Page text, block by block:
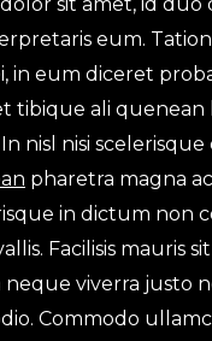
eum.
in eum diceret
tibique ali quenean
nisl nisi
pharetra magna
in dictum non
Facilisis mauris
viverra justo
Commodo